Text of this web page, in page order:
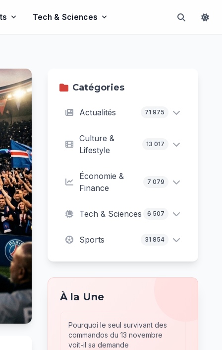
Tech & Sciences
Catégories
Actualités 71 975
Culture &
Lifestyle
13 017
Économie &
Finance
7 079
Tech & Sciences 6 507
Sports 31 854
À la Une
Pourquoi le seul survivant des
commandos du 13 novembre
voit-il sa demande